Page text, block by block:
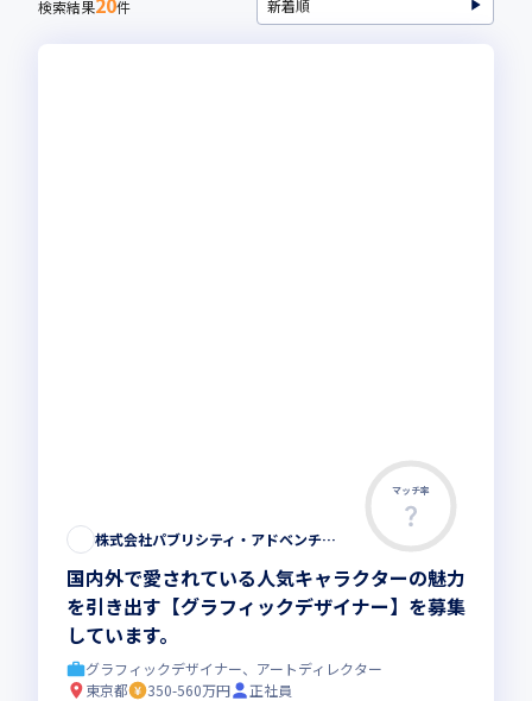
検索結果 件
マッチ率
株式会社パブリシティ・アドベンチャーズ
国内外で愛されている人気キャラクターの魅力
を引き出す【グラフィックデザイナー】を募集
しています。
グラフィックデザイナー、アートディレクター
東京都
350-560万円
正社員